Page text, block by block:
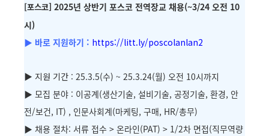
[포스코] 2025년 상반기 포스코 전역장교 채용(~3/24 오전 10
시)
▶ 바로 지원하기 : https://litt.ly/poscolanlan2
▶ 지원 기간 : 25.3.5(수) ~ 25.3.24(월) 오전 10시까지
▶ 모집 분야 : 이공계(생산기술, 설비기술, 공정기술, 환경, 안
전/보건, IT) , 인문사회계(마케팅, 구매, HR/총무)
▶ 채용 절차: 서류 접수 > 온라인(PAT) > 1/2차 면접(직무역량